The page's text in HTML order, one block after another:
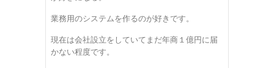
業務用のシステムを作るのが好きです。
現在は会社設立をしていてまだ年商１億円に届
かない程度です。